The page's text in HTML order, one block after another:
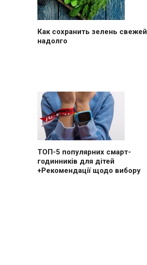
Как сохранить зелень свежей
надолго
ТОП-5 популярних смарт-
годинників для дітей
+Рекомендації щодо вибору